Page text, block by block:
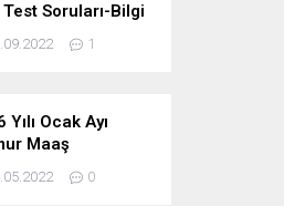
Soruları-Bilgi
1
Yılı Ocak Ayı
Maaş
0